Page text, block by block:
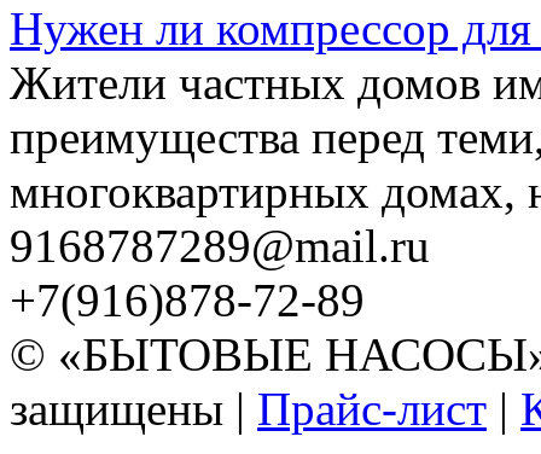
Нужен ли компрессор для
Жители частных домов
преимущества перед
многоквартирных домах,
9168787289@mail.ru
+7(916)878-72-89
© «БЫТОВЫЕ НАСОСЫ»
защищены | Прайс-лист |